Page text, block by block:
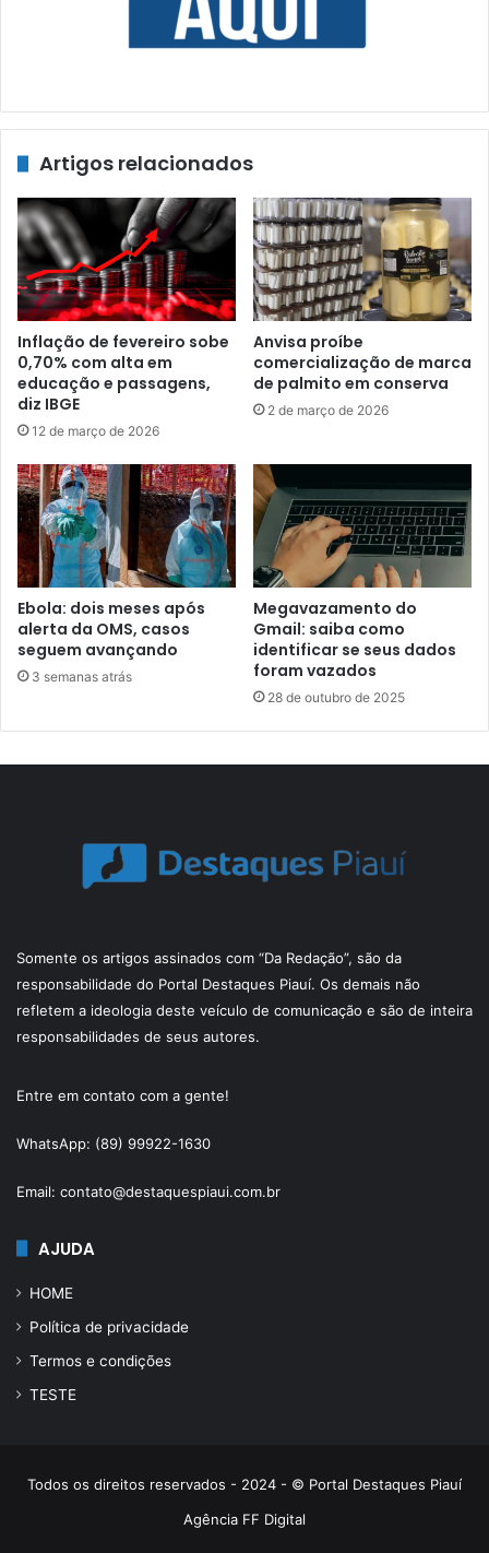
Artigos relacionados
Inflação de fevereiro sobe
0,70% com alta em
educação e passagens,
diz IBGE
12 de março de 2026
Anvisa proíbe
comercialização de marca
de palmito em conserva
2 de março de 2026
Ebola: dois meses após
alerta da OMS, casos
seguem avançando
3 semanas atrás
Megavazamento do
Gmail: saiba como
identificar se seus dados
foram vazados
28 de outubro de 2025
Somente os artigos assinados com “Da Redação”, são da
responsabilidade do Portal Destaques Piauí. Os demais não
refletem a ideologia deste veículo de comunicação e são de inteira
responsabilidades de seus autores.
Entre em contato com a gente!
WhatsApp: (89) 99922-1630
Email: contato@destaquespiaui.com.br
AJUDA
HOME
Política de privacidade
Termos e condições
TESTE
Todos os direitos reservados - 2024 - © Portal Destaques Piauí
Agência FF Digital